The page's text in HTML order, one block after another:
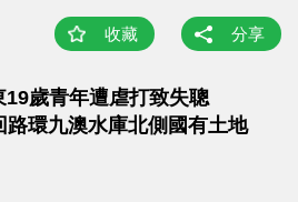
收藏 分享
歲青年遭虐打致失聰
環九澳水庫北側國有土地